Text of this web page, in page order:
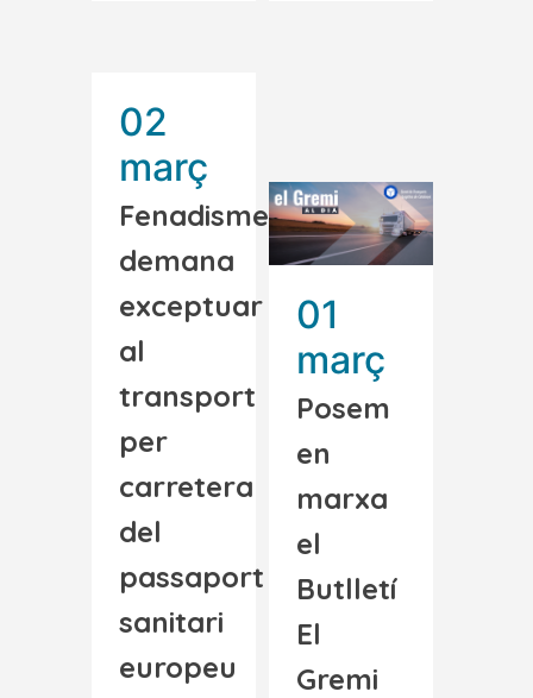
02
març
Fenadismer
demana
exceptuar
al
transport
per
carretera
del
passaport
sanitari
europeu
01
març
Posem
en
marxa
el
Butlletí
El
Gremi